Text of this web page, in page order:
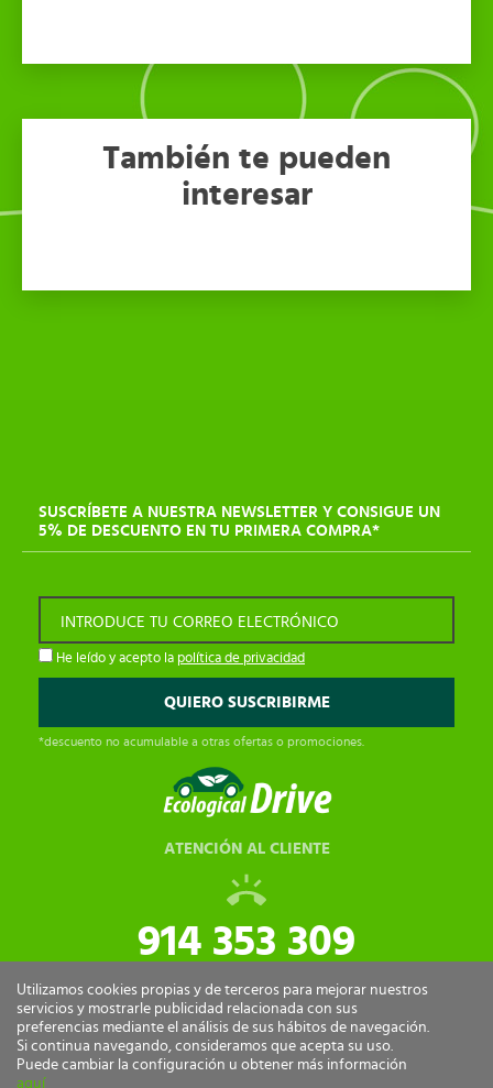
También te pueden
interesar
SUSCRÍBETE A NUESTRA NEWSLETTER Y CONSIGUE UN
5% DE DESCUENTO EN TU PRIMERA COMPRA*
INTRODUCE TU CORREO ELECTRÓNICO
He leído y acepto la política de privacidad
*descuento no acumulable a otras ofertas o promociones.
ATENCIÓN AL CLIENTE
914 353 309
tiendaonline@ecologicaldrive.com
Utilizamos cookies propias y de terceros para mejorar nuestros
servicios y mostrarle publicidad relacionada con sus
preferencias mediante el análisis de sus hábitos de navegación.
Si continua navegando, consideramos que acepta su uso.
Puede cambiar la configuración u obtener más información
aquí